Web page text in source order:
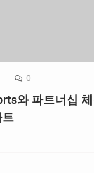
0
와 파트너십